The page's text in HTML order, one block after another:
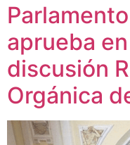
aprueba
discusión
Orgánica